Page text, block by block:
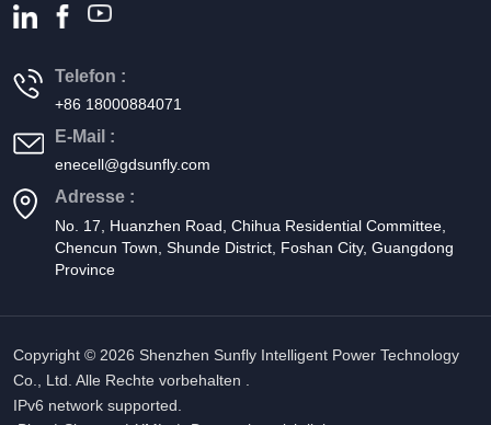
Telefon :
+86 18000884071
E-Mail :
enecell@gdsunfly.com
Adresse :
No. 17, Huanzhen Road, Chihua Residential Committee,
Chencun Town, Shunde District, Foshan City, Guangdong
Province
Copyright © 2026 Shenzhen Sunfly Intelligent Power Technology
Co., Ltd. Alle Rechte vorbehalten .
IPv6 network supported.